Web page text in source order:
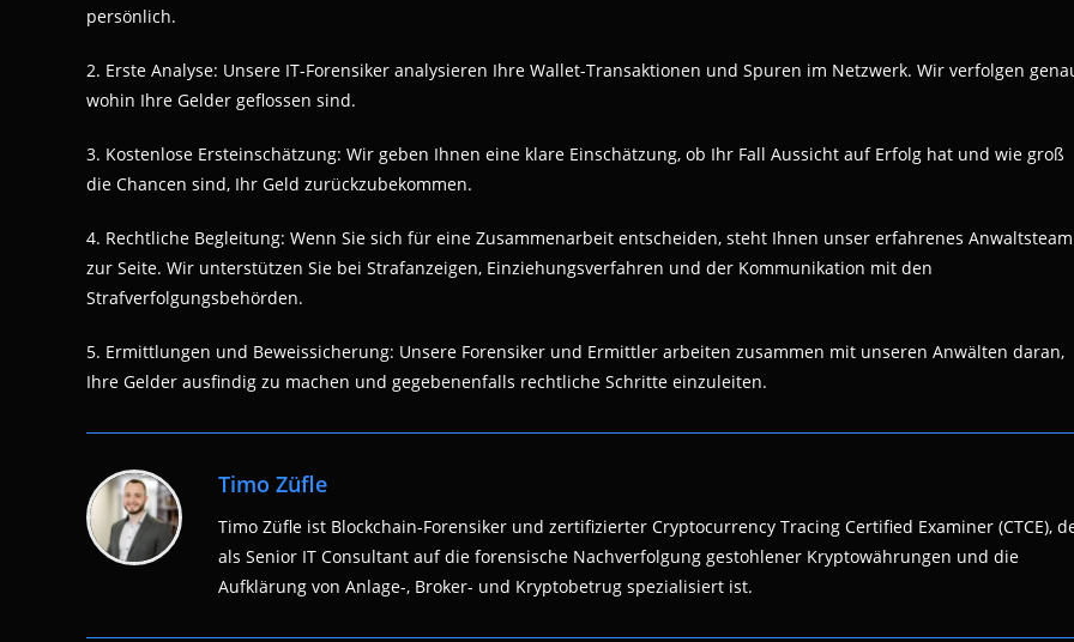
persönlich.
2. Erste Analyse: Unsere IT-Forensiker analysieren Ihre Wallet-Transaktionen und Spuren im Netzwerk. Wir verfolgen
wohin Ihre Gelder geflossen sind.
3. Kostenlose Ersteinschätzung: Wir geben Ihnen eine klare Einschätzung, ob Ihr Fall Aussicht auf Erfolg hat und wie groß
die Chancen sind, Ihr Geld zurückzubekommen.
4. Rechtliche Begleitung: Wenn Sie sich für eine Zusammenarbeit entscheiden, steht Ihnen unser erfahrenes Anwaltsteam
zur Seite. Wir unterstützen Sie bei Strafanzeigen, Einziehungsverfahren und der Kommunikation mit den
Strafverfolgungsbehörden.
5. Ermittlungen und Beweissicherung: Unsere Forensiker und Ermittler arbeiten zusammen mit unseren Anwälten daran,
Ihre Gelder ausfindig zu machen und gegebenenfalls rechtliche Schritte einzuleiten.
Timo Züfle
Timo Züfle ist Blockchain-Forensiker und zertifizierter Cryptocurrency Tracing Certified Examiner (CTCE),
als Senior IT Consultant auf die forensische Nachverfolgung gestohlener Kryptowährungen und die
Aufklärung von Anlage-, Broker- und Kryptobetrug spezialisiert ist.